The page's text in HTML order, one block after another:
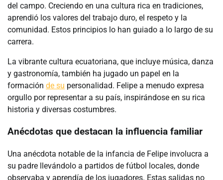
del campo. Creciendo en una cultura rica en tradiciones,
aprendió los valores del trabajo duro, el respeto y la
comunidad. Estos principios lo han guiado a lo largo de su
carrera.
La vibrante cultura ecuatoriana, que incluye música, danza
y gastronomía, también ha jugado un papel en la
formación de su personalidad. Felipe a menudo expresa
orgullo por representar a su país, inspirándose en su rica
historia y diversas costumbres.
Anécdotas que destacan la influencia familiar
Una anécdota notable de la infancia de Felipe involucra a
su padre llevándolo a partidos de fútbol locales, donde
observaba y aprendía de los jugadores. Estas salidas no